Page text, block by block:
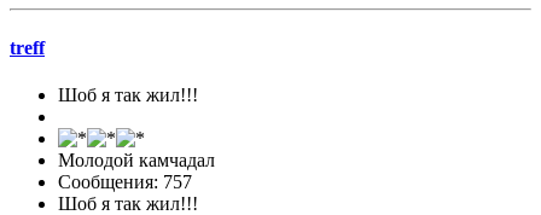
treff
Шоб я так жил!!!
Молодой камчадал
Сообщения: 757
Шоб я так жил!!!